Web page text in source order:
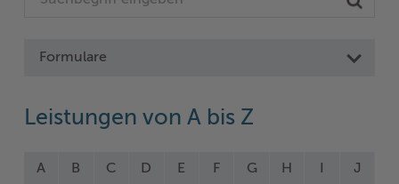
Formulare
Leistungen von A bis Z
A B C D E F G H J